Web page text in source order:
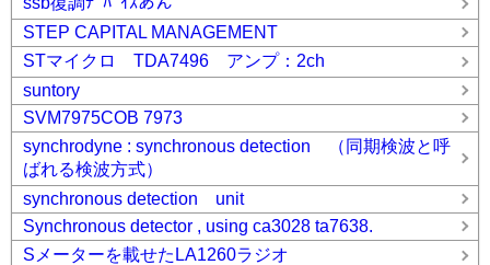
STEP CAPITAL MANAGEMENT
STマイクロ TDA7496 アンプ：2ch
suntory
SVM7975COB 7973
synchrodyne : synchronous detection （同期検波と呼
ばれる検波方式）
synchronous detection unit
Synchronous detector , using ca3028 ta7638.
Sメーターを載せたLA1260ラジオ